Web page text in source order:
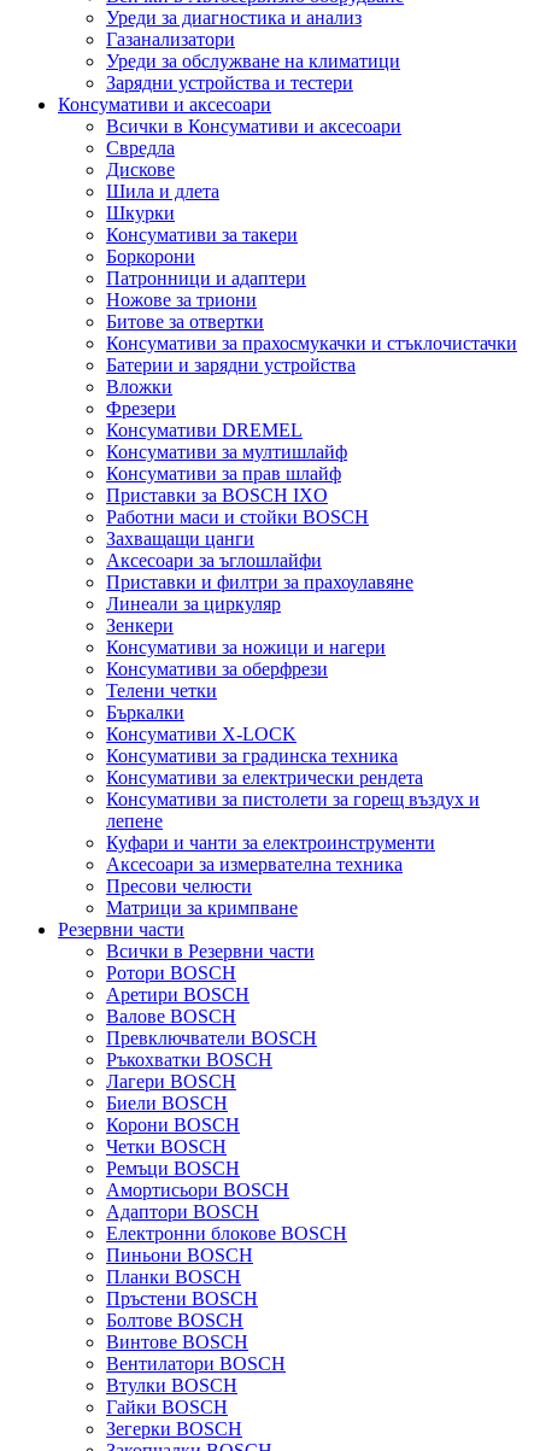
Уреди за диагностика и анализ
Газанализатори
Уреди за обслужване на климатици
Зарядни устройства и тестери
Консумативи и аксесоари
Всички в Консумативи и аксесоари
Свредла
Дискове
Шила и длета
Шкурки
Консумативи за такери
Боркорони
Патронници и адаптери
Ножове за триони
Битове за отвертки
Консумативи за прахосмукачки и стъклочистачки
Батерии и зарядни устройства
Вложки
Фрезери
Консумативи DREMEL
Консумативи за мултишлайф
Консумативи за прав шлайф
Приставки за BOSCH IXO
Работни маси и стойки BOSCH
Захващащи цанги
Аксесоари за ъглошлайфи
Приставки и филтри за прахоулавяне
Линеали за циркуляр
Зенкери
Консумативи за ножици и нагери
Консумативи за оберфрези
Телени четки
Бъркалки
Консумативи X-LOCK
Консумативи за градинска техника
Консумативи за електрически рендета
Консумативи за пистолети за горещ въздух и
лепене
Куфари и чанти за електроинструменти
Аксесоари за измервателна техника
Пресови челюсти
Матрици за кримпване
Резервни части
Всички в Резервни части
Ротори BOSCH
Аретири BOSCH
Валове BOSCH
Превключватели BOSCH
Ръкохватки BOSCH
Лагери BOSCH
Биели BOSCH
Корони BOSCH
Четки BOSCH
Ремъци BOSCH
Амортисьори BOSCH
Адаптори BOSCH
Електронни блокове BOSCH
Пиньони BOSCH
Планки BOSCH
Пръстени BOSCH
Болтове BOSCH
Винтове BOSCH
Вентилатори BOSCH
Втулки BOSCH
Гайки BOSCH
Зегерки BOSCH